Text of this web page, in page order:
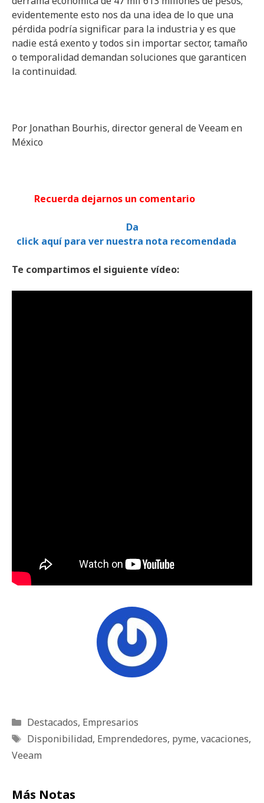
evidentemente esto nos da una idea de lo que una
pérdida podría significar para la industria y es que
nadie está exento y todos sin importar sector, tamaño
o temporalidad demandan soluciones que garanticen
la continuidad.
Por Jonathan Bourhis, director general de Veeam en
México
Recuerda dejarnos un comentario
Da
click aquí para ver nuestra nota recomendada
Te compartimos el siguiente vídeo:
Categorías
Destacados, Empresarios
Etiquetas
Disponibilidad, Emprendedores, pyme, vacaciones,
Veeam
Más Notas